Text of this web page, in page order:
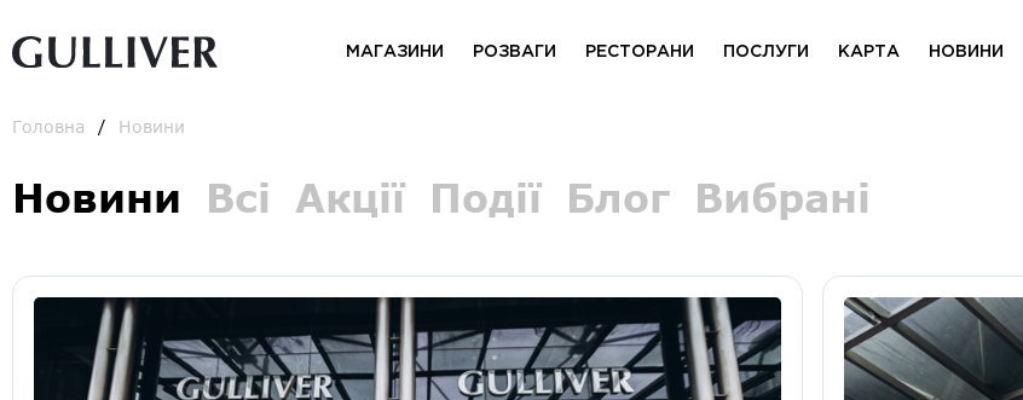
МАГАЗИНИ РОЗВАГИ РЕСТОРАНИ ПОСЛУГИ КАРТА НОВИНИ
Головна Новини
Новини Всі Акції Події Блог Вибрані